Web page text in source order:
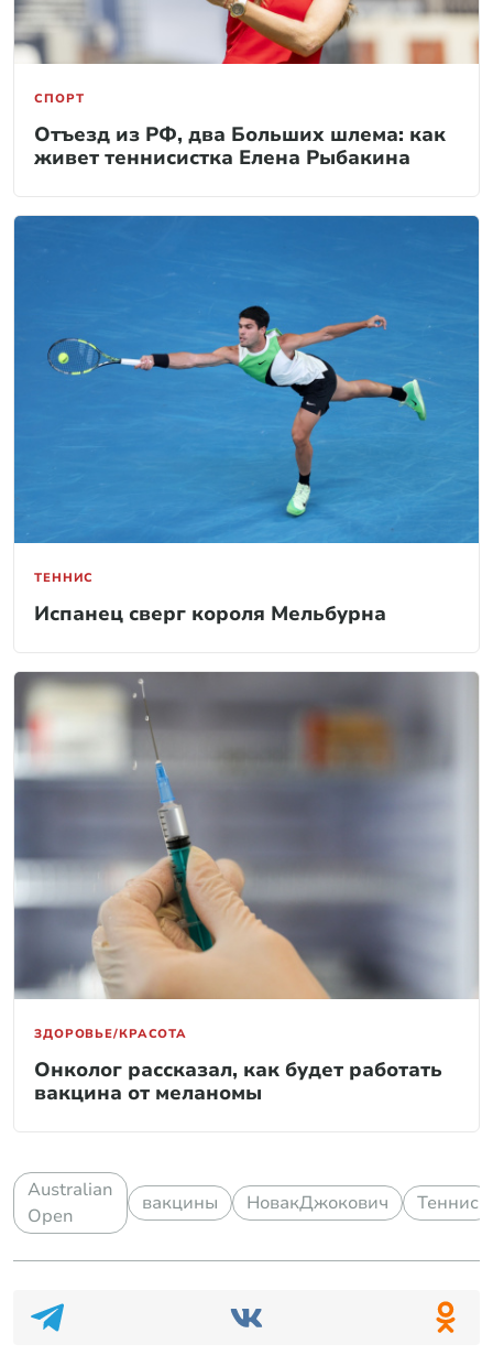
СПОРТ
Отъезд из РФ, два Больших шлема: как
живет теннисистка Елена Рыбакина
ТЕННИС
Испанец сверг короля Мельбурна
ЗДОРОВЬЕ/КРАСОТА
Онколог рассказал, как будет работать
вакцина от меланомы
Australian
Open
вакцины НовакДжокович Теннис